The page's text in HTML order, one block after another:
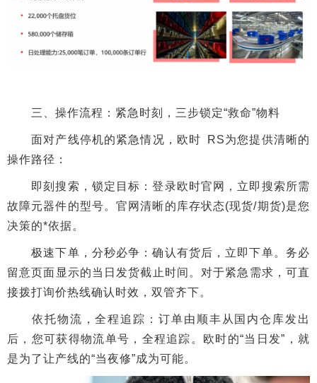
三、操作流程：紧急时刻，三步锁定“救命”物料
面对产线停机的紧急情况，欧时 RS为您提供清晰的
操作路径：
即刻搜索，锁定目标：登录欧时官网，立即搜索所需
故障元器件的型号。官网清晰的库存状态(现货/期货)是您
决策的*依据。
极速下单，分秒必争：确认有货后，立即下单。务必
留意页面显示的当日发货截止时间。对于紧急需求，可直
接拨打询价热线确认时效，双管齐下。
依托物流，全程追踪：订单由顺丰从国内仓库发出
后，您可获得物流单号，全程追踪。欧时的“当日发”，就
是为了让产线的“当夜修”成为可能。